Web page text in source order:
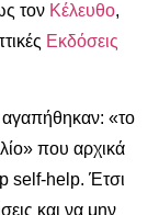
τον Κέλευθο,
Εκδόσεις
«το
που αρχικά
self-help. Έτσι
και να μην